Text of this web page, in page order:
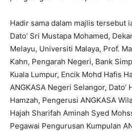
Hadir sama dalam majlis tersebut
Dato’ Sri Mustapa Mohamed,
Melayu, Universiti Malaya, Prof.
Kahn, Pengarah Negeri, Bank
Kuala Lumpur, Encik Mohd Hafis
ANGKASA Negeri Selangor, Dato’
Hamzah, Pengerusi ANGKASA
Hajah Sharifah Aminah Syed
Pegawai Pengurusan Kumpulan